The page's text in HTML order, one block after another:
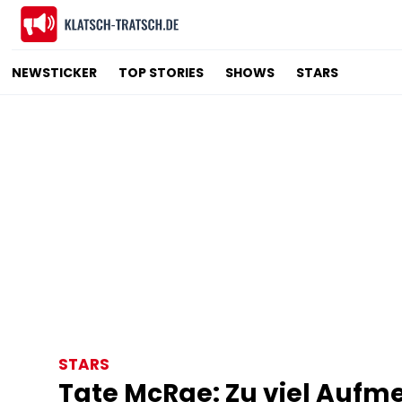
NEWSTICKER TOP STORIES SHOWS STARS
STARS
Tate McRae: Zu viel